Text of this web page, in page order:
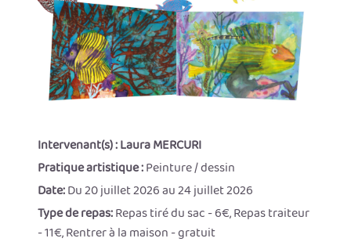
Intervenant(s) :Laura MERCURI
Pratique artistique :Peinture / dessin
Date:Du 20 juillet 2026 au 24 juillet 2026
Type de repas:Repas tiré du sac - 6€, Repas traiteur
- 11€, Rentrer à la maison - gratuit